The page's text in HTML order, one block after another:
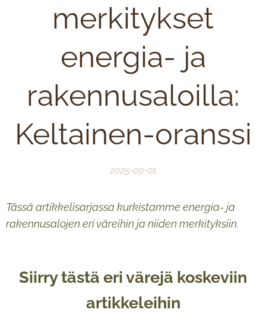
merkitykset
energia- ja
rakennusaloilla:
Keltainen-oranssi
2025-09-01
Tässä artikkelisarjassa kurkistamme energia- ja
rakennusalojen eri väreihin ja niiden merkityksiin.
Siirry tästä eri värejä koskeviin
artikkeleihin